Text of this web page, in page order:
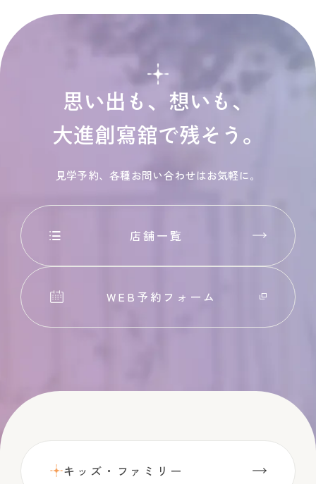
思い出も、想いも、
大進創寫舘で残そう。
見学予約、各種お問い合わせはお気軽に。
店舗一覧
WEB予約フォーム
キッズ・ファミリー